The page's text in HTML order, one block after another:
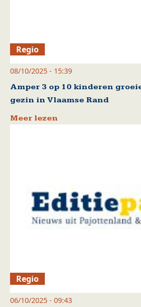
Regio
08/10/2025 - 15:39
Amper 3 op 10 kinderen
gezin in Vlaamse Rand
Meer lezen
Regio
06/10/2025 - 09:43